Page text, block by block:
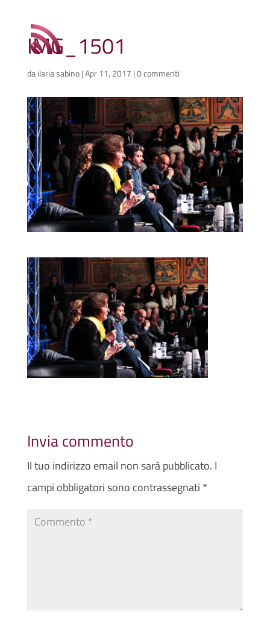
IMG_1501
dailaria sabino|Apr 11, 2017 |0 commenti
Invia commento
Il tuo indirizzo email non sarà pubblicato. I
campi obbligatori sono contrassegnati *